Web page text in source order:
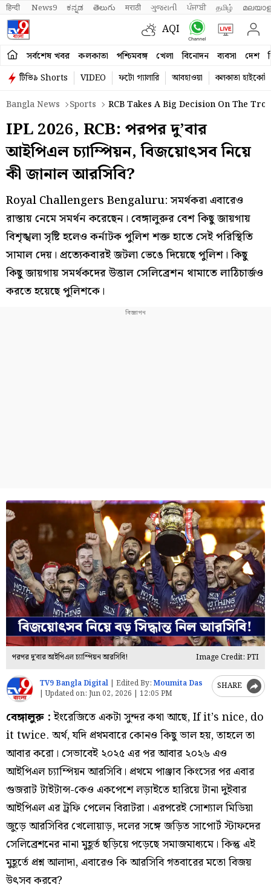
हिन्दी News9 ಕನ್ನಡ తెలుగు मराठी ગુજરાતી ਪੰਜਾਬੀ தமிழ்
AQI
সর্বশেষ খবর কলকাতা পশ্চিমবঙ্গ খেলা বিনোদন ব্যবসা দেশ
টিভি৯ Shorts VIDEO ফটো গ্যালারি আবহাওয়া
কলকাতা হাইকোর্ট
Bangla News
Sports RCB Takes A Big Decision On The
IPL 2026, RCB: পরপর দু’বার
আইপিএল চ্যাম্পিয়ন, বিজয়োৎসব নিয়ে
কী জানাল আরসিবি?
Royal Challengers Bengaluru: সমর্থকরা এবারেও
রাস্তায় নেমে সমর্থন করেছেন। বেঙ্গালুরুর বেশ কিছু জায়গায়
বিশৃঙ্খলা সৃষ্টি হলেও কর্নাটক পুলিশ শক্ত হাতে সেই পরিস্থিতি
সামাল দেয়। প্রত্যেকবারই জটলা ভেঙে দিয়েছে পুলিশ। কিছু
কিছু জায়গায় সমর্থকদের উত্তাল সেলিব্রেশন থামাতে লাঠিচার্জও
করতে হয়েছে পুলিশকে।
পরপর দু'বার আইপিএল চ্যাম্পিয়ন আরসিবি! Image Credit: PTI
TV9 Bangla Digital Edited By: Moumita Das
|Updated on: Jun 02, 2026 | 12:05 PM
SHARE
বেঙ্গালুরু :ইংরেজিতে একটা সুন্দর কথা আছে, If it’s nice, do
it twice. অর্থ, যদি প্রথমবারে কোনও কিছু ভাল হয়, তাহলে তা
আবার করো। সেভাবেই ২০২৫ এর পর আবার ২০২৬ এও
আইপিএল চ্যাম্পিয়ন আরসিবি। প্রথমে পাঞ্জাব কিংসের পর এবার
গুজরাট টাইটান্স-কেও একপেশে লড়াইতে হারিয়ে টানা দুইবার
আইপিএল এর ট্রফি পেলেন বিরাটরা। এরপরেই সোশ্যাল মিডিয়া
জুড়ে আরসিবির খেলোয়াড়, দলের সঙ্গে জড়িত সাপোর্ট স্টাফদের
সেলিব্রেশনের নানা মুহূর্ত ছড়িয়ে পড়েছে সমাজমাধ্যমে। কিন্তু এই
মুহূর্তে প্রশ্ন আলাদা, এবারেও কি আরসিবি গতবারের মতো বিজয়
উৎসব করবে?